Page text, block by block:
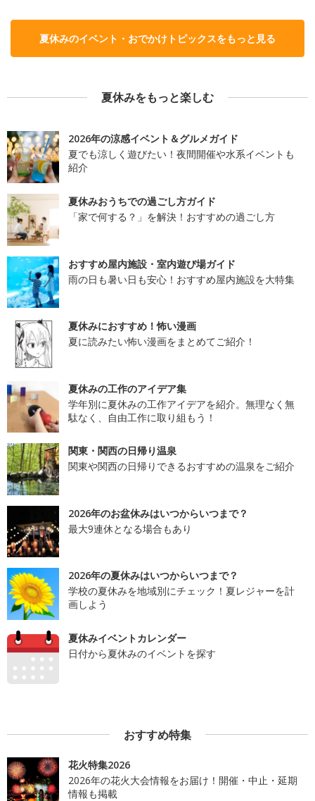
夏休みのイベント・おでかけトピックスをもっと見る
夏休みをもっと楽しむ
2026年の涼感イベント＆グルメガイド
夏でも涼しく遊びたい！夜間開催や水系イベントも
紹介
夏休みおうちでの過ごし方ガイド
「家で何する？」を解決！おすすめの過ごし方
おすすめ屋内施設・室内遊び場ガイド
雨の日も暑い日も安心！おすすめ屋内施設を大特集
夏休みにおすすめ！怖い漫画
夏に読みたい怖い漫画をまとめてご紹介！
夏休みの工作のアイデア集
学年別に夏休みの工作アイデアを紹介。無理なく無
駄なく、自由工作に取り組もう！
関東・関西の日帰り温泉
関東や関西の日帰りできるおすすめの温泉をご紹介
2026年のお盆休みはいつからいつまで？
最大9連休となる場合もあり
2026年の夏休みはいつからいつまで？
学校の夏休みを地域別にチェック！夏レジャーを計
画しよう
夏休みイベントカレンダー
日付から夏休みのイベントを探す
おすすめ特集
花火特集2026
2026年の花火大会情報をお届け！開催・中止・延期
情報も掲載